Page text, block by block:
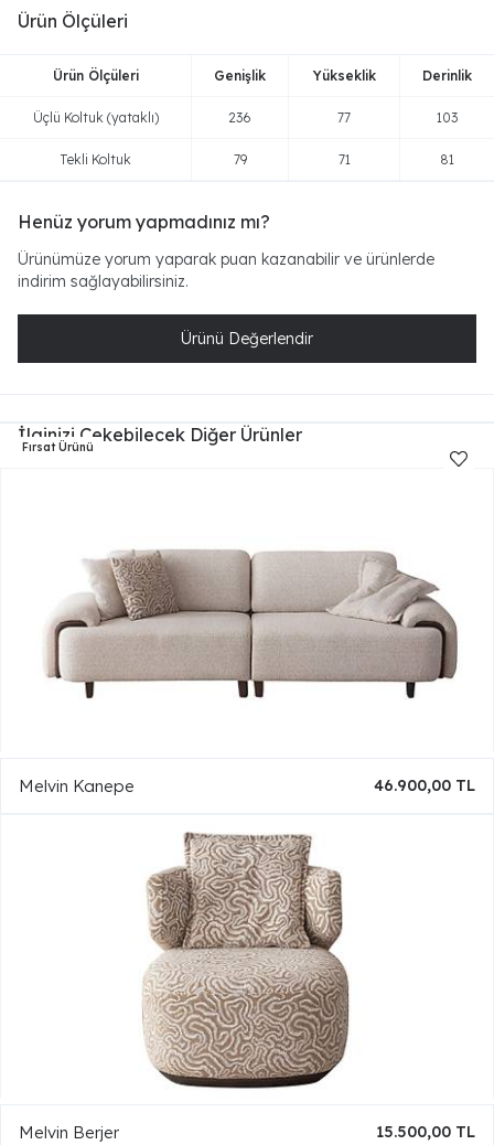
Ürün Ölçüleri
Ürün Ölçüleri Genişlik Yükseklik Derinlik
Üçlü Koltuk (yataklı) 236 77 103
Tekli Koltuk 79 71 81
Henüz yorum yapmadınız mı?
Ürünümüze yorum yaparak puan kazanabilir ve ürünlerde
indirim sağlayabilirsiniz.
Ürünü Değerlendir
İlginizi Çekebilecek Diğer Ürünler
Melvin Kanepe 46.900,00 TL
Melvin Berjer 15.500,00 TL